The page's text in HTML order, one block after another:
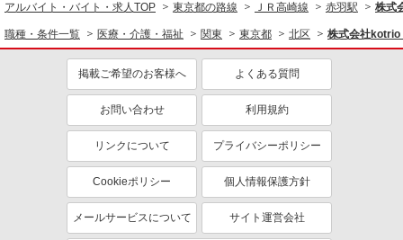
医療・介護・福祉
ミドル（40代～）活躍中
ボーナス・賞与あり
車通勤OK
交通費支給
社会保険あり
産休・育休取得実績あり
アルバイト・バイト・求人TOP 東京都の路線 ＪＲ高崎線 赤羽駅 株式
職種・条件一覧 医療・介護・福祉 関東 東京都 北区 株式会社kotrio
掲載ご希望のお客様へ よくある質問
お問い合わせ 利用規約
リンクについて プライバシーポリシー
Cookieポリシー 個人情報保護方針
メールサービスについて サイト運営会社